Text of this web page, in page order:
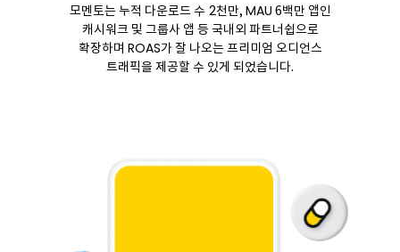
모멘토는 누적 다운로드 수2천만, MAU 6백만 앱인
캐시워크 및 그룹사 앱 등 국내외 파트너쉽으로
확장하며 ROAS가 잘 나오는 프리미엄 오디언스
트래픽을 제공할 수 있게 되었습니다.